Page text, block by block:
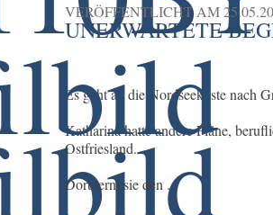
VERÖFFENTLICHT AM
UNERWARTETE
Es geht an die Nordseeküste nach
Katharina hatte andere Pläne,
Ostfriesland.
Dort lernt sie den ...